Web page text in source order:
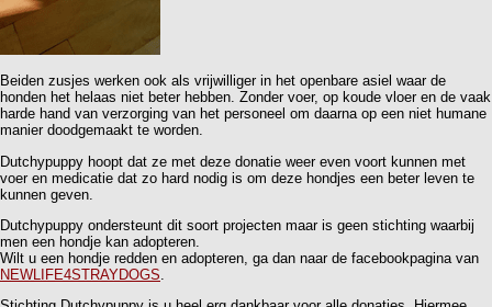
Beiden zusjes werken ook als vrijwilliger in het openbare asiel waar de
honden het helaas niet beter hebben. Zonder voer, op koude vloer en de vaak
harde hand van verzorging van het personeel om daarna op een niet humane
manier doodgemaakt te worden.
Dutchypuppy hoopt dat ze met deze donatie weer even voort kunnen met
voer en medicatie dat zo hard nodig is om deze hondjes een beter leven te
kunnen geven.
Dutchypuppy ondersteunt dit soort projecten maar is geen stichting waarbij
men een hondje kan adopteren.
Wilt u een hondje redden en adopteren, ga dan naar de facebookpagina van
NEWLIFE4STRAYDOGS